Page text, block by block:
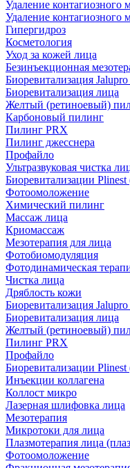
Удаление контагиозного
Удаление контагиозного
Гипергидроз
Косметология
Уход за кожей лица
Безинъекционная
Биоревитализация
Биоревитализация лица
Желтый (ретиноевый)
Карбоновый пилинг
Пилинг PRX
Пилинг джесснера
Профайло
Ультразвуковая чистка
Биоревитализации Plinest
Фотоомоложение
Химический пилинг
Массаж лица
Криомассаж
Мезотерапия для лица
Фотобиомодуляция
Фотодинамическая
Чистка лица
Дряблость кожи
Биоревитализация
Биоревитализация лица
Желтый (ретиноевый)
Пилинг PRX
Профайло
Биоревитализации Plinest
Инъекции коллагена
Коллост микро
Лазерная шлифовка лица
Мезотерапия
Микротоки для лица
Плазмотерапия лица
Фотоомоложение